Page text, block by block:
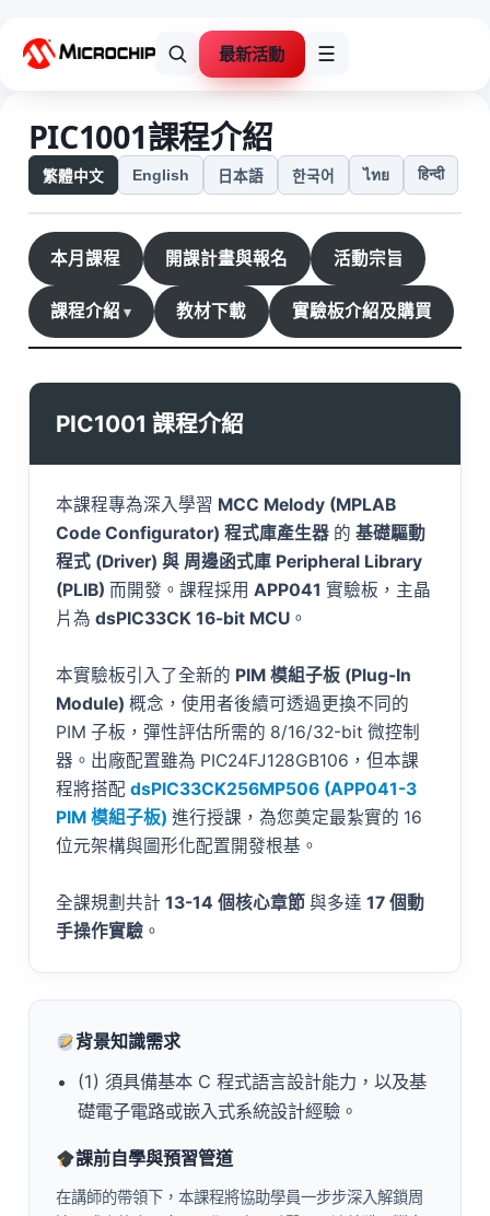
最新活動 ☰
PIC1001課程介紹
繁體中文 English 日本語 한국어 ไทย हिन्दी
本月課程 開課計畫與報名 活動宗旨
課程介紹 教材下載 實驗板介紹及購買
PIC1001 課程介紹
本課程專為深入學習 MCC Melody (MPLAB
Code Configurator) 程式庫產生器的 基礎驅動
程式 (Driver) 與 周邊函式庫 Peripheral Library
(PLIB) 而開發。課程採用 APP041 實驗板，主晶
片為 dsPIC33CK 16-bit MCU。
本實驗板引入了全新的 PIM 模組子板 (Plug-In
Module) 概念，使用者後續可透過更換不同的
PIM 子板，彈性評估所需的 8/16/32-bit 微控制
器。出廠配置雖為 PIC24FJ128GB106，但本課
程將搭配 dsPIC33CK256MP506 (APP041-3
PIM 模組子板) 進行授課，為您奠定最紮實的 16
位元架構與圖形化配置開發根基。
全課規劃共計 13-14 個核心章節 與多達 17 個動
手操作實驗。
背景知識需求
(1) 須具備基本 C 程式語言設計能力，以及基
礎電子電路或嵌入式系統設計經驗。
課前自學與預習管道
在講師的帶領下，本課程將協助學員一步步深入解鎖周